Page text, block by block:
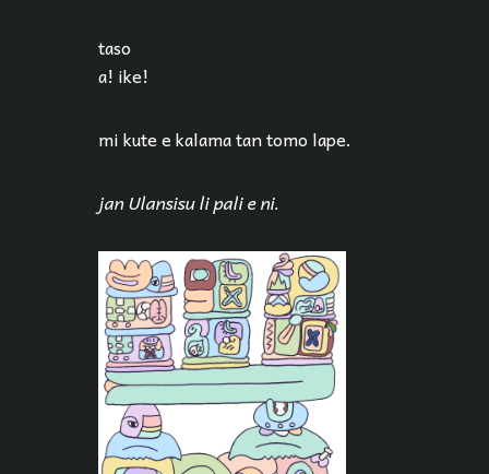
taso
a! ike!
mi kute e kalama tan tomo lape.
jan Ulansisu li pali e ni.